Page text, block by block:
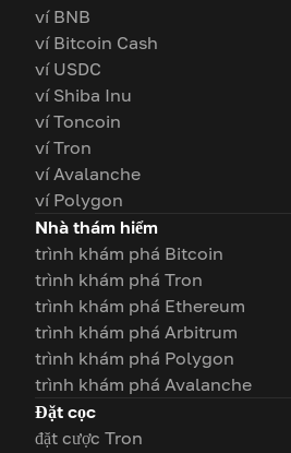
ví BNB
ví Bitcoin Cash
ví USDC
ví Shiba Inu
ví Toncoin
ví Tron
ví Avalanche
ví Polygon
Nhà thám hiểm
trình khám phá Bitcoin
trình khám phá Tron
trình khám phá Ethereum
trình khám phá Arbitrum
trình khám phá Polygon
trình khám phá Avalanche
Đặt cọc
đặt cược Tron